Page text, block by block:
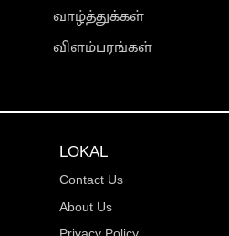
வாழ்த்துக்கள்
விளம்பரங்கள்
LOKAL
Contact Us
About Us